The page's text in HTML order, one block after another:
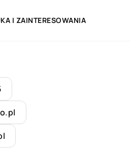
I ZAINTERESOWANIA